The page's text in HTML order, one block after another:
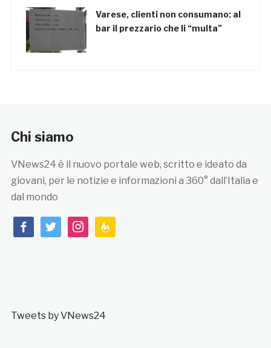
Varese, clienti non consumano: al
bar il prezzario che li “multa”
Chi siamo
VNews24 è il nuovo portale web, scritto e ideato da
giovani, per le notizie e informazioni a 360° dall’Italia e
dal mondo
facebooktwitterinstagramfeedburner
Tweets by VNews24